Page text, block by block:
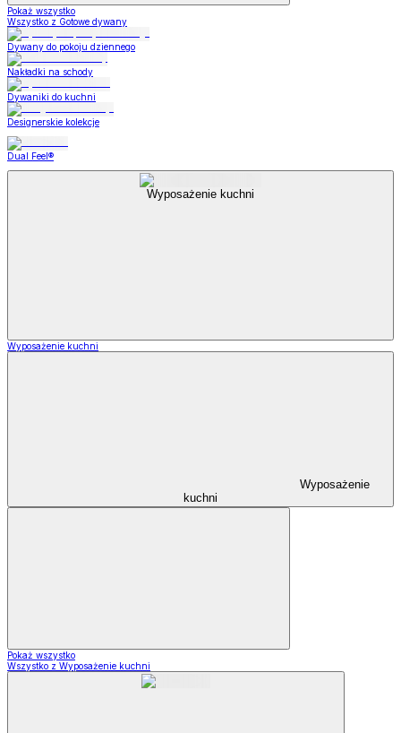
Pokaż wszystko
Wszystko z Gotowe dywany
Dywany do pokoju dziennego
Nakładki na schody
Dywaniki do kuchni
Designerskie kolekcje
Dual Feel®
Wyposażenie kuchni
Wyposażenie kuchni
Wyposażenie
kuchni
Pokaż wszystko
Wszystko z Wyposażenie kuchni